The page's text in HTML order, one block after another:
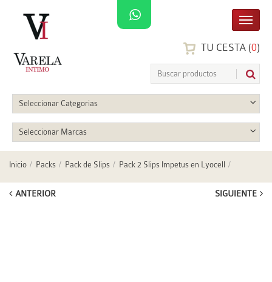
TU CESTA (0)
Seleccionar Categorias
Seleccionar Marcas
Inicio Packs Pack de Slips Pack 2 Slips Impetus en Lyocell
ANTERIOR SIGUIENTE